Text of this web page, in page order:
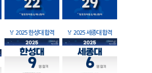
🏅 2025 한성대 합격 🏅 2025 세종대 합격